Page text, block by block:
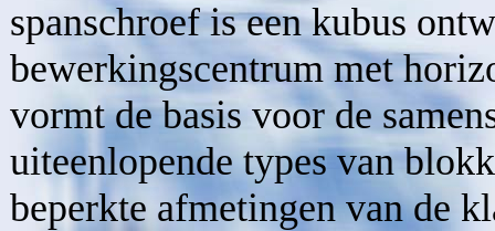
spanschroef is een kubus
bewerkingscentrum met
vormt de basis voor de
uiteenlopende types van
beperkte afmetingen van de